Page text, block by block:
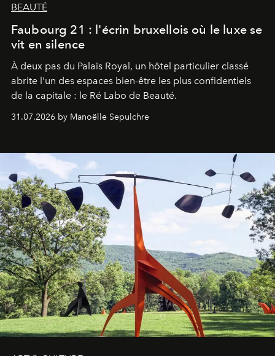
BEAUTÉ
Faubourg 21 : l'écrin bruxellois où le luxe se
vit en silence
À deux pas du Palais Royal, un hôtel particulier classé
abrite l'un des espaces bien-être les plus confidentiels
de la capitale : le Ré Labo de Beauté.
31.07.2026 by Manoëlle Sepulchre